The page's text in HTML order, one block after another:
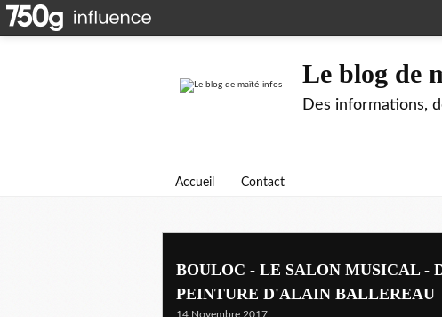
Le blog de
Des informations,
Accueil Contact
BOULOC - LE SALON MUSICAL -
PEINTURE D'ALAIN BALLEREAU
14 Novembre 2017